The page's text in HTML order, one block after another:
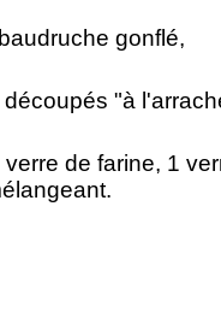
gonflé,
"à
verre de farine, 1